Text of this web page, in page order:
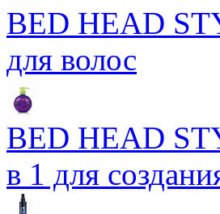
BED HEAD
для волос
BED HEAD
в 1 для